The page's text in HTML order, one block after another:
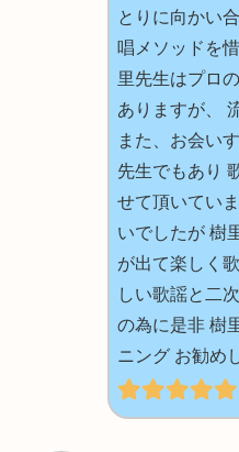
とりに向かい
唱メソッドを
里先生はプロ
ありますが、
また、お会い
先生でもあり
せて頂いてい
いでしたが 樹
が出て楽しく
しい歌謡と二
の為に是非 樹
ニング お勧め